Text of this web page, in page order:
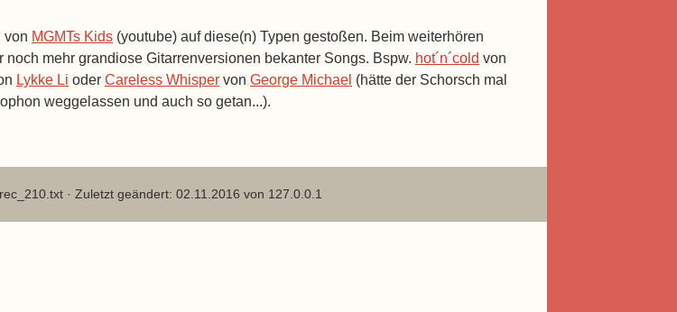
von MGMTs Kids (youtube) auf diese(n) Typen gestoßen. Beim weiterhören
noch mehr grandiose Gitarrenversionen bekanter Songs. Bspw. hot´n´cold von
Lykke Li oder Careless Whisper von George Michael (hätte der Schorsch mal
weggelassen und auch so getan...).
· Zuletzt geändert: 02.11.2016 von 127.0.0.1